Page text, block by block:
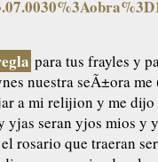
para tus frayles y
nuestra seÃ±ora
a mi relijion y me
seran yjos mios y
rosario que traeran